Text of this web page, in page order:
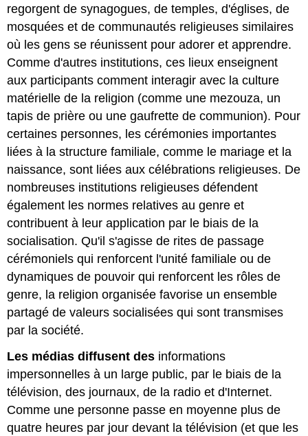
regorgent de synagogues, de temples, d'églises, de
mosquées et de communautés religieuses similaires
où les gens se réunissent pour adorer et apprendre.
Comme d'autres institutions, ces lieux enseignent
aux participants comment interagir avec la culture
matérielle de la religion (comme une mezouza, un
tapis de prière ou une gaufrette de communion). Pour
certaines personnes, les cérémonies importantes
liées à la structure familiale, comme le mariage et la
naissance, sont liées aux célébrations religieuses. De
nombreuses institutions religieuses défendent
également les normes relatives au genre et
contribuent à leur application par le biais de la
socialisation. Qu'il s'agisse de rites de passage
cérémoniels qui renforcent l'unité familiale ou de
dynamiques de pouvoir qui renforcent les rôles de
genre, la religion organisée favorise un ensemble
partagé de valeurs socialisées qui sont transmises
par la société.
Les médias diffusent des informations
impersonnelles à un large public, par le biais de la
télévision, des journaux, de la radio et d'Internet.
Comme une personne passe en moyenne plus de
quatre heures par jour devant la télévision (et que les